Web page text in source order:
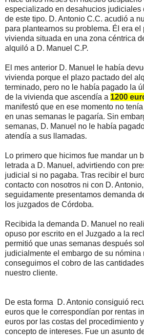
especializado en desahucios judiciales
de este tipo. D. Antonio C.C. acudió a
para plantearnos su problema. Él era el
vivienda situada en una zona céntrica
alquiló a D. Manuel C.P.
El mes anterior D. Manuel le había
vivienda porque el plazo pactado del
terminado, pero no le había pagado la
de la vivienda que ascendía a 1200
manifestó que en ese momento no
en unas semanas le pagaría. Sin
semanas, D. Manuel no le había
atendía a sus llamadas.
Lo primero que hicimos fue mandar un
letrada a D. Manuel, advirtiendo con
judicial si no pagaba. Tras recibir el
contacto con nosotros ni con D.
seguidamente presentamos demanda
los juzgados de Córdoba.
Recibida la demanda D. Manuel no
opuso por escrito en el Juzgado a la
permitió que unas semanas después
judicialmente el embargo de su nómina
conseguimos el cobro de las
nuestro cliente.
De esta forma D. Antonio consiguió
euros que le correspondían por rentas
euros por las costas del procedimiento
concepto de intereses. Fue un asunto